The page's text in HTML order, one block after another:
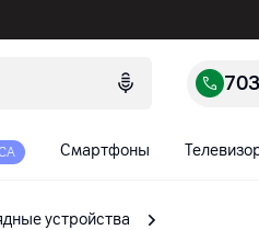
Смартфоны
устройства